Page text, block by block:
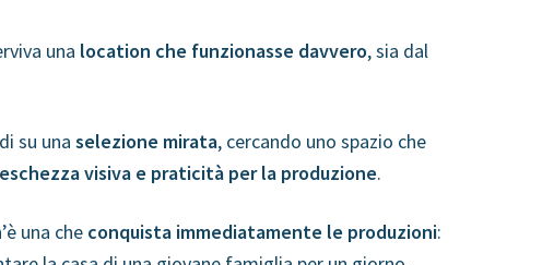
una location che funzionasse davvero, sia dal
su una selezione mirata, cercando uno spazio che
visiva e praticità per la produzione.
una che conquista immediatamente le produzioni: